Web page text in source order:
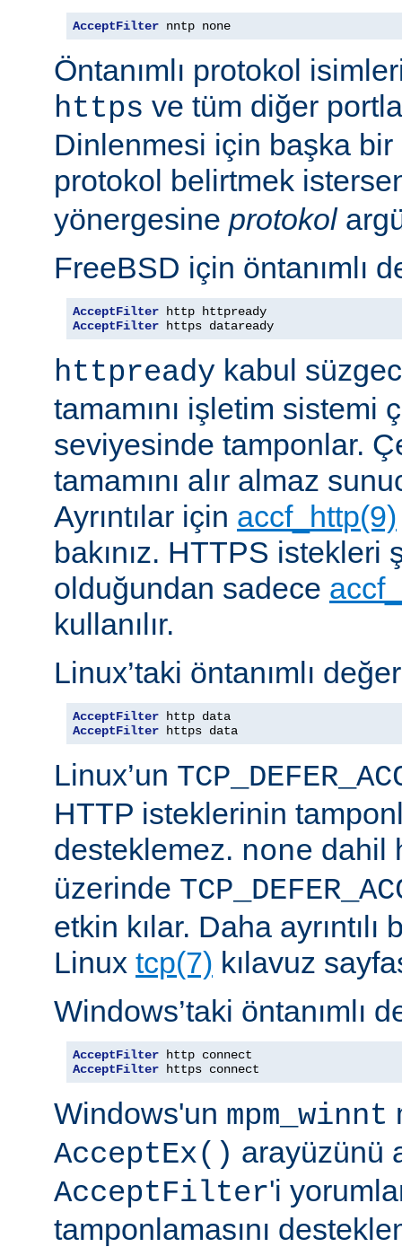
AcceptFilter nntp none
Öntanımlı protokol
https ve tüm diğer
Dinlenmesi için başka
protokol belirtmek
yönergesine protokol
FreeBSD için öntanımlı
AcceptFilter
AcceptFilter https dataready
httpready kabul
tamamını işletim sistemi
seviyesinde tamponlar.
tamamını alır almaz
Ayrıntılar için accf_http(9)
bakınız. HTTPS istekleri
olduğundan sadece
kullanılır.
Linux’taki öntanımlı
AcceptFilter
AcceptFilter https data
Linux’un
HTTP isteklerinin
desteklemez. none dahil
üzerinde
etkin kılar. Daha
Linux tcp(7) kılavuz
Windows’taki öntanımlı
AcceptFilter
AcceptFilter https connect
Windows'un mpm_winnt
AcceptEx() arayüzünü
AcceptFilter'i
tamponlamasını